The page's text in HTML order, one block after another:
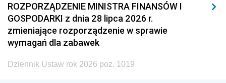
ROZPORZĄDZENIE MINISTRA FINANSÓW I
GOSPODARKI z dnia 28 lipca 2026 r.
zmieniające rozporządzenie w sprawie
wymagań dla zabawek
Dziennik Ustaw rok 2026 poz. 1019